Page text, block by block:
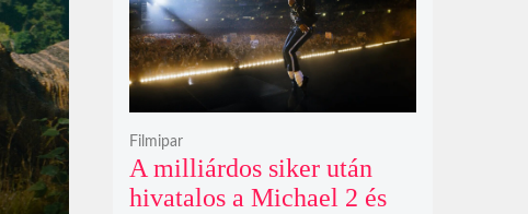
A milliárdos siker után
hivatalos a Michael 2 és
Filmipar